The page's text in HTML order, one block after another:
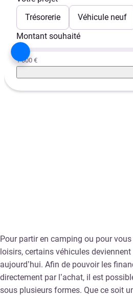
Trésorerie
Véhicule neuf
Montant souhaité
1 000 €
Pour partir en camping ou pour
loisirs, certains véhicules
aujourd’hui. Afin de pouvoir les
directement par l’achat, il est
sous plusieurs formes. Que ce soit